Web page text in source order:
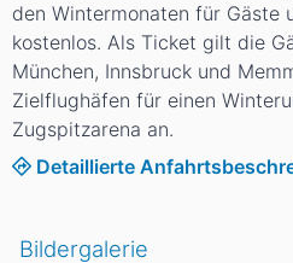
den Wintermonaten für Gäste
kostenlos. Als Ticket gilt die
München, Innsbruck und
Zielflughäfen für einen
Zugspitzarena an.
Detaillierte
Bildergalerie